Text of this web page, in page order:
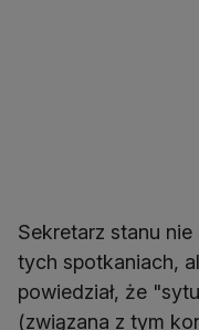
Sekretarz stanu nie
tych spotkaniach,
powiedział, że
(związana z tym